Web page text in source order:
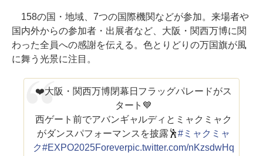
158の国・地域、7つの国際機関などが参加。来場者や
国内外からの参加者・出展者など、大阪・関西万博に関
わった全員への感謝を伝える。色とりどりの万国旗が風
に舞う光景に注目。
❤️大阪・関西万博閉幕日フラッグパレードがス
タート💙
西ゲート前でアバンギャルディとミャクミャク
がダンスパフォーマンスを披露🕺#ミャクミャ
ク#EXPO2025Foreverpic.twitter.com/nKzsdwHq